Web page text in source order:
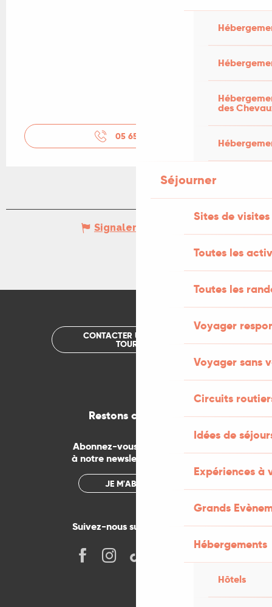
des
Séjourner
Sites de visites
Toutes les
Toutes les
Voyager
Voyager sans
Circuits
Idées de
Expériences à
Grands
Hébergements
Hôtels
05 65 35 66
Signaler une erreur
CONTACTER UN OFFICE DE
TOURISME
Restons connectés
Abonnez-vous gratuitement
à notre newsletter mensuelle
JE M'ABONNE
Suivez-nous sur les réseaux !